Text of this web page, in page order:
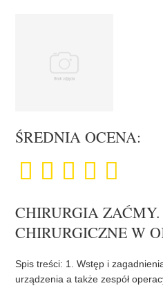
ŚREDNIA OCENA:
CHIRURGIA
CHIRURGICZNE W
Spis treści: 1. Wstęp i
urządzenia a także zespół